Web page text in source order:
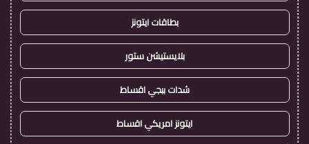
بطاقات ايتونز
بلايستيشن ستور
شدات ببجي اقساط
ايتونز امريكي اقساط